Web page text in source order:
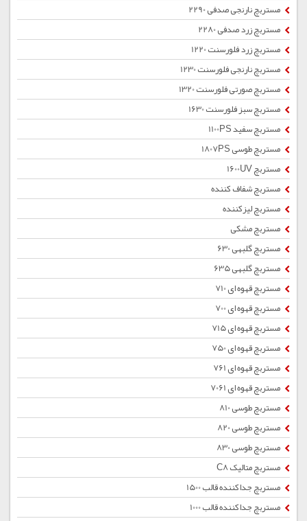
مستربچ نارنجی صدفی 2290
مستربچ زرد صدفی 2280
مستربچ زرد فلورسنت 1220
مستربچ نارنجی فلورسنت 1230
مستربچ صورتی فلورسنت 1320
مستربچ سبز فلورسنت 1630
مستربچ سفید 1100PS
مستربچ طوسی 1807PS
مستربچ 1600UV
مستربچ شفاف کننده
مستربچ لیزکننده
مستربچ مشکی
مستربچ گلبهی 630
مستربچ گلبهی 635
مستربچ قهوه ای 710
مستربچ قهوه ای 700
مستربچ قهوه ای 715
مستربچ قهوه ای 750
مستربچ قهوه ای 761
مستربچ قهوه ای 7061
مستربچ طوسی 810
مستربچ طوسی 820
مستربچ طوسی 830
مستربچ متالیک C8
مستربچ جداکننده قالب 1500
مستربچ جداکننده قالب 1000